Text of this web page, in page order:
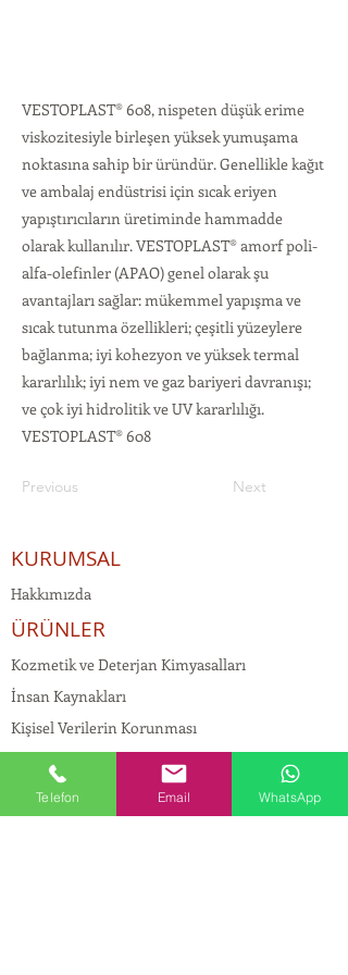
VESTOPLAST® 608, nispeten düşük erime
viskozitesiyle birleşen yüksek yumuşama
noktasına sahip bir üründür. Genellikle kağıt
ve ambalaj endüstrisi için sıcak eriyen
yapıştırıcıların üretiminde hammadde
olarak kullanılır. VESTOPLAST® amorf poli-
alfa-olefinler (APAO) genel olarak şu
avantajları sağlar: mükemmel yapışma ve
sıcak tutunma özellikleri; çeşitli yüzeylere
bağlanma; iyi kohezyon ve yüksek termal
kararlılık; iyi nem ve gaz bariyeri davranışı;
ve çok iyi hidrolitik ve UV kararlılığı.
VESTOPLAST® 608
Previous Next
KURUMSAL
Hakkımızda
ÜRÜNLER
Kozmetik ve Deterjan Kimyasalları
İnsan Kaynakları
Kişisel Verilerin Korunması
Kalite Politikamız
Tekstil Kimyasalları
Yapı Kimyasalları
Telefon Email WhatsApp